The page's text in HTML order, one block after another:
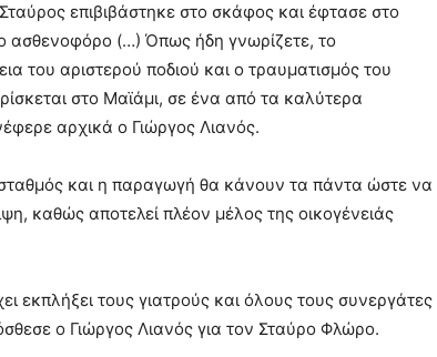
επιβιβάστηκε στο σκάφος και έφτασε στο
ασθενοφόρο (…) Όπως ήδη γνωρίζετε, το
του αριστερού ποδιού και ο τραυματισμός του
στο Μαϊάμι, σε ένα από τα καλύτερα
αρχικά ο Γιώργος Λιανός.
σταθμός και η παραγωγή θα κάνουν τα πάντα ώστε να
καθώς αποτελεί πλέον μέλος της οικογένειάς
εκπλήξει τους γιατρούς και όλους τους συνεργάτες
ο Γιώργος Λιανός για τον Σταύρο Φλώρο.